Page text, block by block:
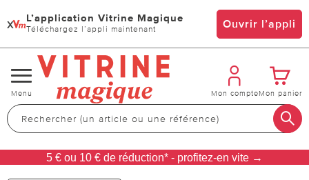
x L’application Vitrine Magique
Téléchargez l’appli maintenant Ouvrir l’appli
Changer
de
navigation
Menu Mon compteMon panier
5 € ou 10 € de réduction* - profitez-en vite →